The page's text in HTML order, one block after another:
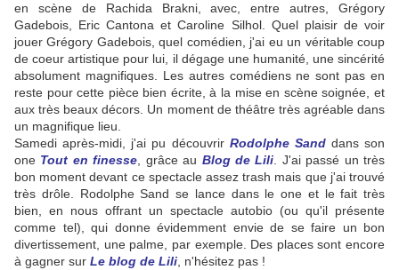
en scène de Rachida Brakni, avec, entre autres, Grégory
Gadebois, Eric Cantona et Caroline Silhol. Quel plaisir de voir
jouer Grégory Gadebois, quel comédien, j'ai eu un véritable coup
de coeur artistique pour lui, il dégage une humanité, une sincérité
absolument magnifiques. Les autres comédiens ne sont pas en
reste pour cette pièce bien écrite, à la mise en scène soignée, et
aux très beaux décors. Un moment de théâtre très agréable dans
un magnifique lieu.
Samedi après-midi, j'ai pu découvrir Rodolphe Sanddans son
one Tout en finesse , grâce au Blog de Lili . J'ai passé un très
bon moment devant ce spectacle assez trash mais que j'ai trouvé
très drôle. Rodolphe Sand se lance dans le one et le fait très
bien, en nous offrant un spectacle autobio (ou qu'il présente
comme tel), qui donne évidemment envie de se faire un bon
divertissement, une palme, par exemple. Des places sont encore
à gagner sur Le blog de Lili , n'hésitez pas !